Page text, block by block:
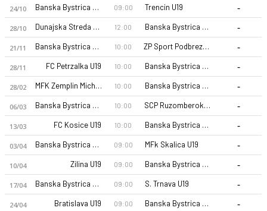
MFK Dukla Banska Bystrica U19 26-27 sezonu | U19 1.
24/10 Banska Bystrica U19 09:00 Trencin U19 -
28/10 Dunajska Streda U19 12:00 Banska Bystrica U19 -
21/11 Banska Bystrica U19 10:00 ZP Sport Podbrezova U19 -
28/11 FC Petrzalka U19 10:00 Banska Bystrica U19 -
28/02 MFK Zemplin Michalovce U19 10:00 Banska Bystrica U19 -
06/03 Banska Bystrica U19 10:00 SCP RuzomberokU19 -
13/03 FC Kosice U19 10:00 Banska Bystrica U19 -
03/04 Banska Bystrica U19 09:00 MFk Skalica U19 -
10/04 Zilina U19 09:00 Banska Bystrica U19 -
17/04 Banska Bystrica U19 09:00 S. Trnava U19 -
24/04 Bratislava U19 09:00 Banska Bystrica U19 -